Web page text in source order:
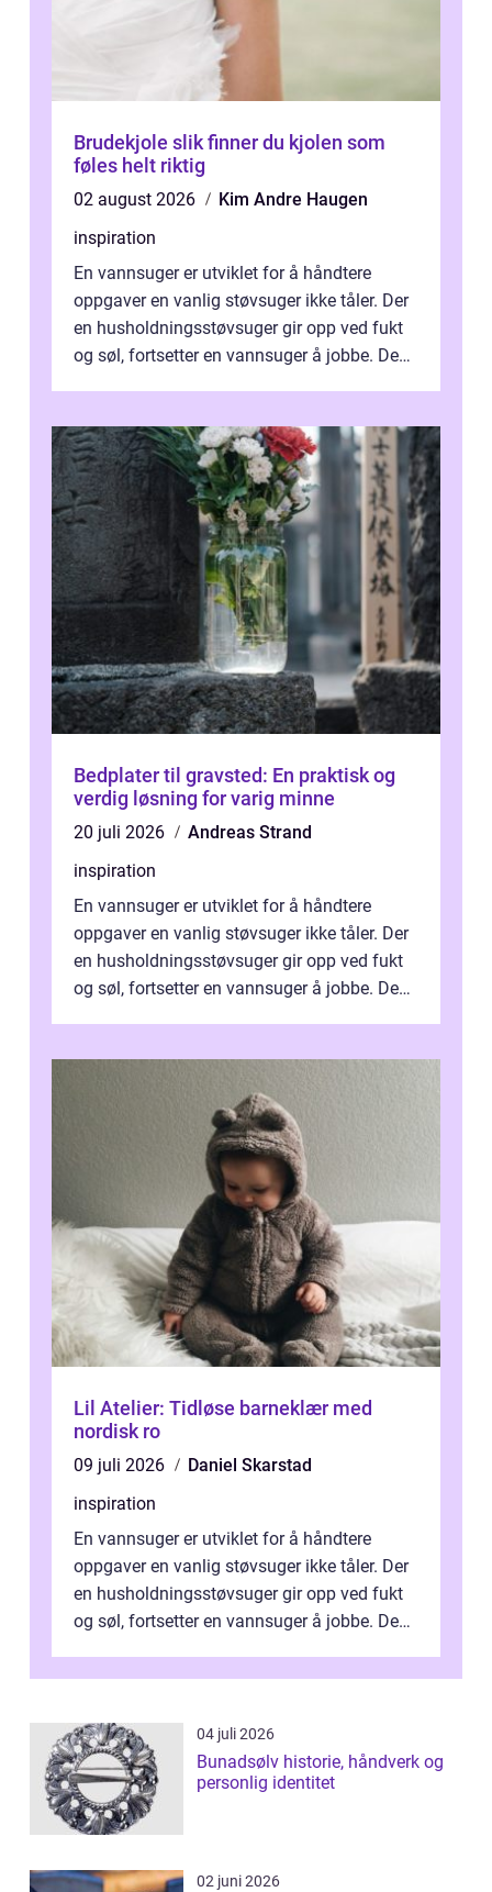
Brudekjole slik finner du kjolen som
føles helt riktig
02 august 2026
Kim Andre Haugen
inspiration
En vannsuger er utviklet for å håndtere
oppgaver en vanlig støvsuger ikke tåler. Der
en husholdningsstøvsuger gir opp ved fukt
og søl, fortsetter en vannsuger å jobbe. Den
Bedplater til gravsted: En praktisk og
verdig løsning for varig minne
20 juli 2026
Andreas Strand
inspiration
En vannsuger er utviklet for å håndtere
oppgaver en vanlig støvsuger ikke tåler. Der
en husholdningsstøvsuger gir opp ved fukt
og søl, fortsetter en vannsuger å jobbe. Den
Lil Atelier: Tidløse barneklær med
nordisk ro
09 juli 2026
Daniel Skarstad
inspiration
En vannsuger er utviklet for å håndtere
oppgaver en vanlig støvsuger ikke tåler. Der
en husholdningsstøvsuger gir opp ved fukt
og søl, fortsetter en vannsuger å jobbe. Den
04 juli 2026
Bunadsølv historie, håndverk og
personlig identitet
02 juni 2026